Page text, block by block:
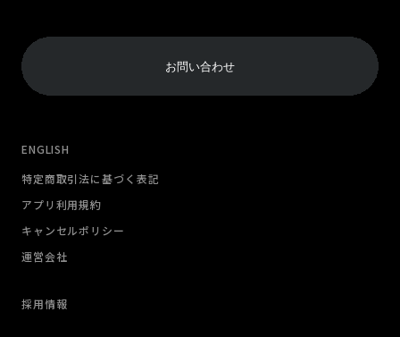
お問い合わせ
ENGLISH
特定商取引法に基づく表記
アプリ利用規約
キャンセルポリシー
運営会社
採用情報